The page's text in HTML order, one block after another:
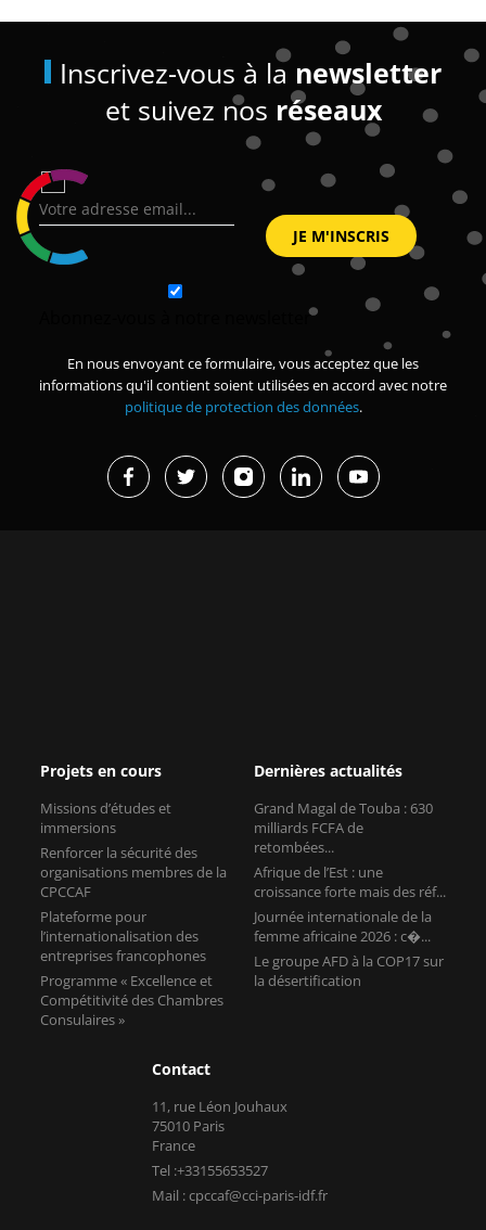
Inscrivez-vous à la newsletter
et suivez nos réseaux
Abonnez-vous à notre newsletter
En nous envoyant ce formulaire, vous acceptez que les
informations qu'il contient soient utilisées en accord avec notre
politique de protection des données.
CPCCAF
l’internationalisation des
entreprises francophones
Programme « Excellence et
Compétitivité des Chambres
Consulaires »
croissance forte mais des réf...
femme africaine 2026 : c�...
Le groupe AFD à la COP17 sur
Contact
11, rue Léon Jouhaux
75010 Paris
Mail : cpccaf@cci-paris-idf.fr
Copyright © CPCCAF 2026 -Mentions légales
Comment référencer son site internet